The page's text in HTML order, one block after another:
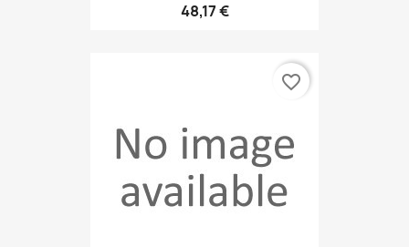
48,17 €
favorite_border